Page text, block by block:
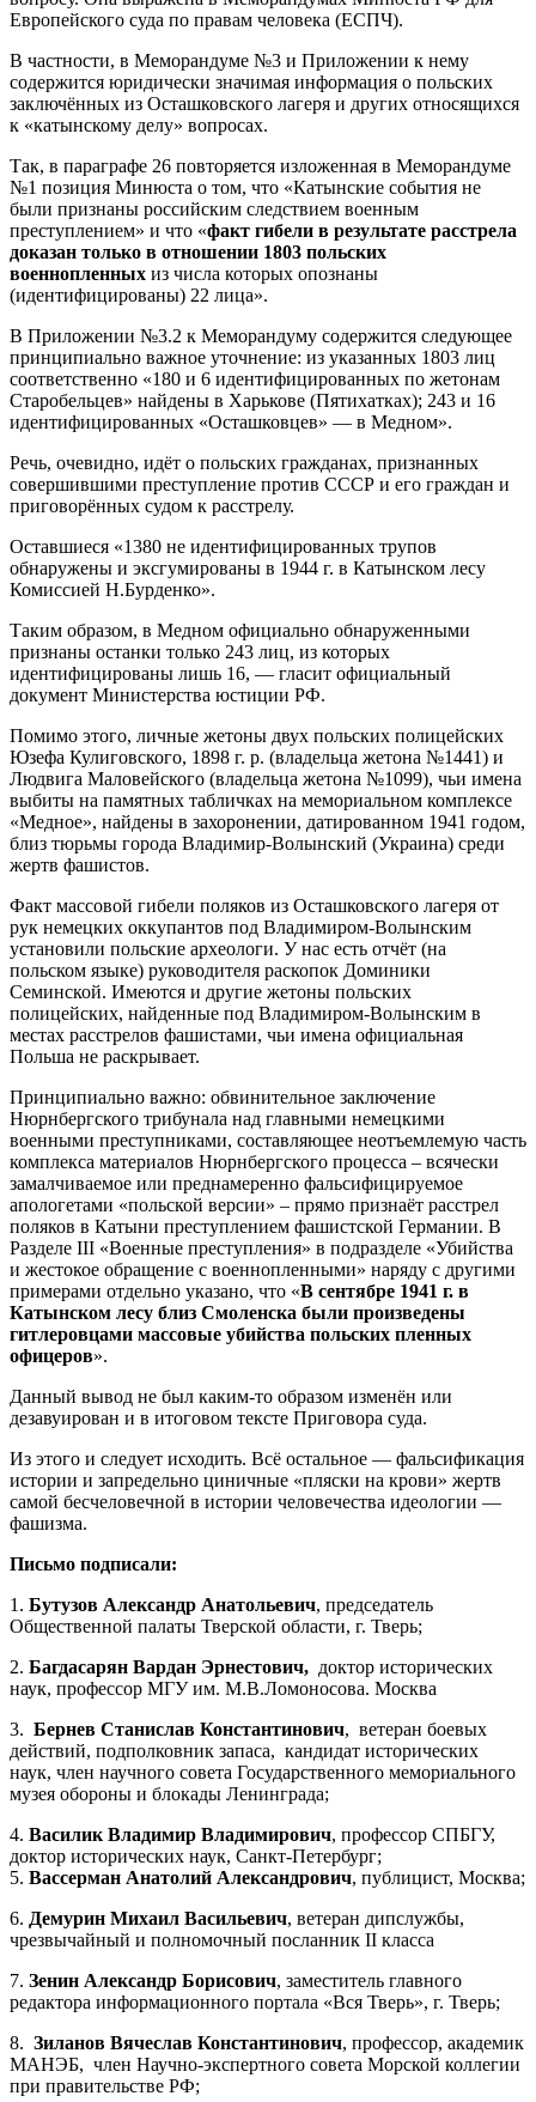
Европейского суда по правам человека (ЕСПЧ).
В частности, в Меморандуме №3 и Приложении к нему
содержится юридически значимая информация о польских
заключённых из Осташковского лагеря и других относящихся
к «катынскому делу» вопросах.
Так, в параграфе 26 повторяется изложенная в Меморандуме
№1 позиция Минюста о том, что «Катынские события не
были признаны российским следствием военным
преступлением» и что «факт гибели в результате расстрела
доказан только в отношении 1803 польских
военнопленных из числа которых опознаны
(идентифицированы) 22 лица».
В Приложении №3.2 к Меморандуму содержится следующее
принципиально важное уточнение: из указанных 1803 лиц
соответственно «180 и 6 идентифицированных по жетонам
Старобельцев» найдены в Харькове (Пятихатках); 243 и 16
идентифицированных «Осташковцев» — в Медном».
Речь, очевидно, идёт о польских гражданах, признанных
совершившими преступление против СССР и его граждан и
приговорённых судом к расстрелу.
Оставшиеся «1380 не идентифицированных трупов
обнаружены и эксгумированы в 1944 г. в Катынском лесу
Комиссией Н.Бурденко».
Таким образом, в Медном официально обнаруженными
признаны останки только 243 лиц, из которых
идентифицированы лишь 16, — гласит официальный
документ Министерства юстиции РФ.
Помимо этого, личные жетоны двух польских полицейских
Юзефа Кулиговского, 1898 г. р. (владельца жетона №1441) и
Людвига Маловейского (владельца жетона №1099), чьи имена
выбиты на памятных табличках на мемориальном комплексе
«Медное», найдены в захоронении, датированном 1941 годом,
близ тюрьмы города Владимир-Волынский (Украина) среди
жертв фашистов.
Факт массовой гибели поляков из Осташковского лагеря от
рук немецких оккупантов под Владимиром-Волынским
установили польские археологи. У нас есть отчёт (на
польском языке) руководителя раскопок Доминики
Семинской. Имеются и другие жетоны польских
полицейских, найденные под Владимиром-Волынским в
местах расстрелов фашистами, чьи имена официальная
Польша не раскрывает.
Принципиально важно: обвинительное заключение
Нюрнбергского трибунала над главными немецкими
военными преступниками, составляющее неотъемлемую часть
комплекса материалов Нюрнбергского процесса – всячески
замалчиваемое или преднамеренно фальсифицируемое
апологетами «польской версии» – прямо признаёт расстрел
поляков в Катыни преступлением фашистской Германии. В
Разделе III «Военные преступления» в подразделе «Убийства
и жестокое обращение с военнопленными» наряду с другими
примерами отдельно указано, что «В сентябре 1941 г. в
Катынском лесу близ Смоленска были произведены
гитлеровцами массовые убийства польских пленных
офицеров».
Данный вывод не был каким-то образом изменён или
дезавуирован и в итоговом тексте Приговора суда.
Из этого и следует исходить. Всё остальное — фальсификация
истории и запредельно циничные «пляски на крови» жертв
самой бесчеловечной в истории человечества идеологии —
фашизма.
Письмо подписали:
1. Бутузов Александр Анатольевич, председатель
Общественной палаты Тверской области, г. Тверь;
2. Багдасарян Вардан Эрнестович, доктор исторических
наук, профессор МГУ им. М.В.Ломоносова. Москва
3. Бернев Станислав Константинович, ветеран боевых
действий, подполковник запаса, кандидат исторических
наук, член научного совета Государственного мемориального
музея обороны и блокады Ленинграда;
4. Василик Владимир Владимирович, профессор СПБГУ,
доктор исторических наук, Санкт-Петербург;
5. Вассерман Анатолий Александрович, публицист, Москва;
6. Демурин Михаил Васильевич, ветеран дипслужбы,
чрезвычайный и полномочный посланник II класса
7. Зенин Александр Борисович, заместитель главного
редактора информационного портала «Вся Тверь», г. Тверь;
8. Зиланов Вячеслав Константинович, профессор, академик
МАНЭБ, член Научно-экспертного совета Морской коллегии
при правительстве РФ;